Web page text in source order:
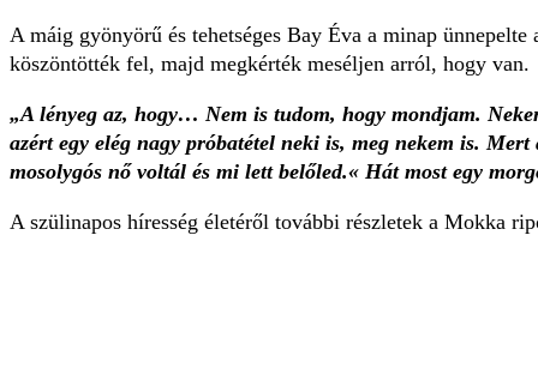
A máig gyönyörű és tehetséges Bay Éva a minap
köszöntötték fel, majd megkérték meséljen arról, hogy van.
„A lényeg az, hogy… Nem is tudom, hogy mondjam.
azért egy elég nagy próbatétel neki is, meg nekem is.
mosolygós nő voltál és mi lett belőled.« Hát most egy
A szülinapos híresség életéről további részletek a Mokka